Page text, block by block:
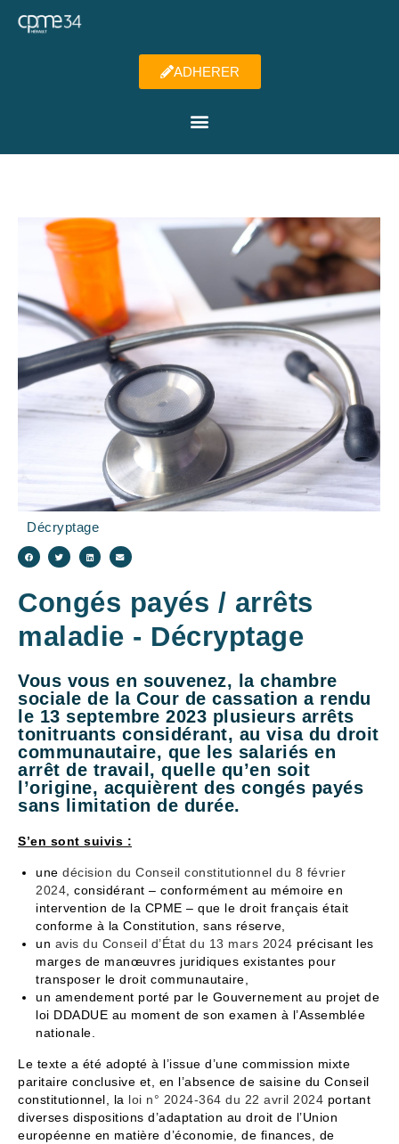
ADHERER
Décryptage
Congés payés / arrêts
maladie - Décryptage
Vous vous en souvenez, la chambre
sociale de la Cour de cassation a rendu
le 13 septembre 2023 plusieurs arrêts
tonitruants considérant, au visa du droit
communautaire, que les salariés en
arrêt de travail, quelle qu’en soit
l’origine, acquièrent des congés payés
sans limitation de durée.
S’en sont suivis :
une décision du Conseil constitutionnel du 8 février
2024 , considérant – conformément au mémoire en
intervention de la CPME – que le droit français était
conforme à la Constitution, sans réserve,
un avis du Conseil d’État du 13 mars 2024 précisant les
marges de manœuvres juridiques existantes pour
transposer le droit communautaire,
un amendement porté par le Gouvernement au projet de
loi DDADUE au moment de son examen à l’Assemblée
nationale.
Le texte a été adopté à l’issue d’une commission mixte
paritaire conclusive et, en l’absence de saisine du Conseil
constitutionnel, la loi n° 2024-364 du 22 avril 2024 portant
diverses dispositions d’adaptation au droit de l’Union
européenne en matière d’économie, de finances, de